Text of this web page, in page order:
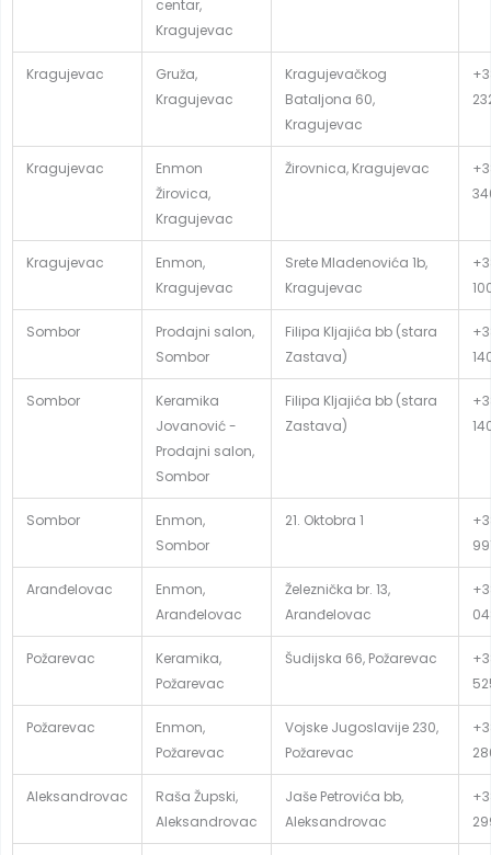
centar,
Kragujevac
Kragujevac
Gruža,
Kragujevac
Kragujevačkog
Bataljona 60,
Kragujevac
Kragujevac
Enmon
Žirovica,
Kragujevac
Žirovnica, Kragujevac
Kragujevac
Enmon,
Kragujevac
Srete Mladenovića 1b,
Kragujevac
Sombor
Prodajni salon,
Sombor
Filipa Kljajića bb (stara
Zastava)
Sombor
Keramika
Jovanović -
Prodajni salon,
Sombor
Filipa Kljajića bb (stara
Zastava)
Sombor
Enmon,
Sombor
21. Oktobra 1
Aranđelovac
Enmon,
Aranđelovac
Železnička br. 13,
Aranđelovac
Požarevac
Keramika,
Požarevac
Šudijska 66, Požarevac
Požarevac
Enmon,
Požarevac
Vojske Jugoslavije 230,
Požarevac
Aleksandrovac
Raša Župski,
Aleksandrovac
Jaše Petrovića bb,
Aleksandrovac